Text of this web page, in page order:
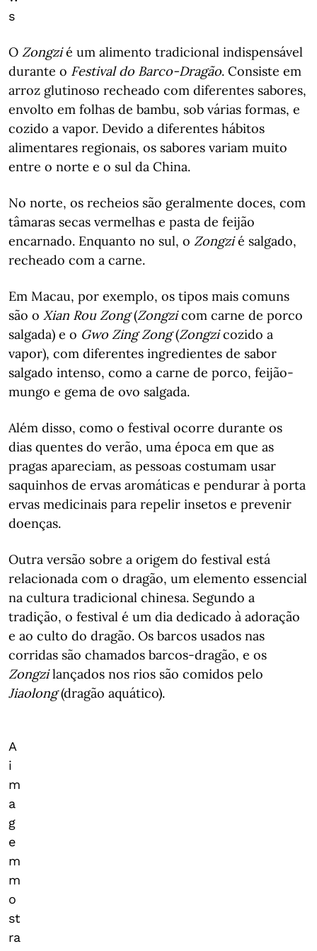
s
O Zongzié um alimento tradicional indispensável
durante o Festival do Barco-Dragão. Consiste em
arroz glutinoso recheado com diferentes sabores,
envolto em folhas de bambu, sob várias formas, e
cozido a vapor. Devido a diferentes hábitos
alimentares regionais, os sabores variam muito
entre o norte e o sul da China.
No norte, os recheios são geralmente doces, com
tâmaras secas vermelhas e pasta de feijão
encarnado. Enquanto no sul, o Zongzié salgado,
recheado com a carne.
Em Macau, por exemplo, os tipos mais comuns
são o Xian Rou Zong(Zongzicom carne de porco
salgada) e o Gwo Zing Zong(Zongzicozido a
vapor), com diferentes ingredientes de sabor
salgado intenso, como a carne de porco, feijão-
mungo e gema de ovo salgada.
Além disso, como o festival ocorre durante os
dias quentes do verão, uma época em que as
pragas apareciam, as pessoas costumam usar
saquinhos de ervas aromáticas e pendurar à porta
ervas medicinais para repelir insetos e prevenir
doenças.
Outra versão sobre a origem do festival está
relacionada com o dragão, um elemento essencial
na cultura tradicional chinesa. Segundo a
tradição, o festival é um dia dedicado à adoração
e ao culto do dragão. Os barcos usados nas
corridas são chamados barcos-dragão, e os
Zongzilançados nos rios são comidos pelo
Jiaolong(dragão aquático).
A
i
m
a
g
e
m
m
o
st
ra